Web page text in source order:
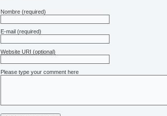
Nombre (required)
E-mail (required)
Website URI (optional)
Please type your comment here